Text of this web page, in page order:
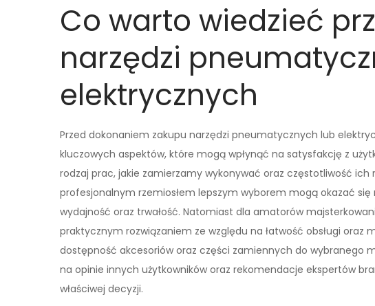
Co warto wiedzieć
narzędzi
elektrycznych
Przed dokonaniem zakupu narzędzi pneumatycznych lub
kluczowych aspektów, które mogą wpłynąć na satysfakcję z
rodzaj prac, jakie zamierzamy wykonywać oraz częstotliwość ich
profesjonalnym rzemiosłem lepszym wyborem mogą okazać
wydajność oraz trwałość. Natomiast dla amatorów
praktycznym rozwiązaniem ze względu na łatwość obsługi
dostępność akcesoriów oraz części zamiennych do wybranego
na opinie innych użytkowników oraz rekomendacje ekspertów
właściwej decyzji.